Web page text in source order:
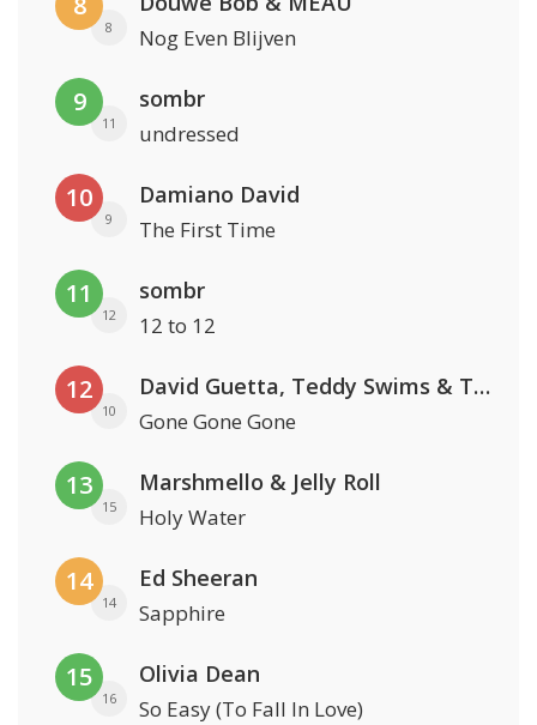
8 Nog Even Blijven
9
11
sombr
undressed
10
9
Damiano David
The First Time
11
12
sombr
12 to 12
12
10
David Guetta, Teddy Swims & Tones And I
Gone Gone Gone
13
15
Marshmello & Jelly Roll
Holy Water
14
14
Ed Sheeran
Sapphire
15
16
Olivia Dean
So Easy (To Fall In Love)